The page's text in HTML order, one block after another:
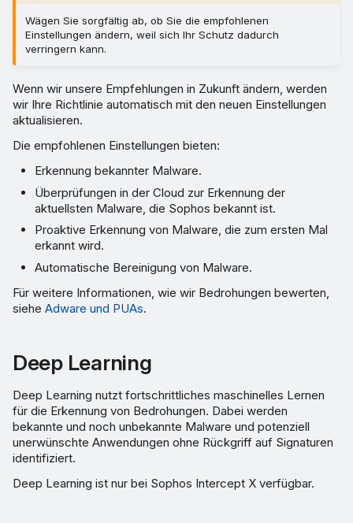
SSL/TLS-Entschlüsselung
von HTTPS-Websites
Geräte-Isolation
Geplante Scans
Ausschlüsse
Scan-Ausschlüsse
Hashing-Ausschluss
Treiber-Erkennung
(Windows)
Desktop-
Benachrichtigungen
Wägen Sie sorgfältig ab, ob Sie die empfohlenen
Einstellungen ändern, weil sich Ihr Schutz dadurch
verringern kann.
Wenn wir unsere Empfehlungen in Zukunft ändern, werden
wir Ihre Richtlinie automatisch mit den neuen Einstellungen
aktualisieren.
Die empfohlenen Einstellungen bieten:
Erkennung bekannter Malware.
Überprüfungen in der Cloud zur Erkennung der
aktuellsten Malware, die Sophos bekannt ist.
Proaktive Erkennung von Malware, die zum ersten Mal
erkannt wird.
Automatische Bereinigung von Malware.
Für weitere Informationen, wie wir Bedrohungen bewerten,
siehe Adware und PUAs.
Deep Learning
Deep Learning nutzt fortschrittliches maschinelles Lernen
für die Erkennung von Bedrohungen. Dabei werden
bekannte und noch unbekannte Malware und potenziell
unerwünschte Anwendungen ohne Rückgriff auf Signaturen
identifiziert.
Deep Learning ist nur bei Sophos Intercept X verfügbar.